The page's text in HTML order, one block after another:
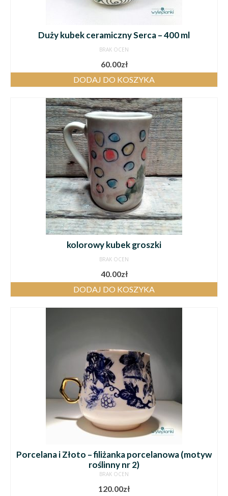
Duży kubek ceramiczny Serca – 400 ml
BRAK OCEN
60.00zł
DODAJ DO KOSZYKA
kolorowy kubek groszki
BRAK OCEN
40.00zł
DODAJ DO KOSZYKA
Porcelana i Złoto – filiżanka porcelanowa (motyw
roślinny nr 2)
BRAK OCEN
120.00zł